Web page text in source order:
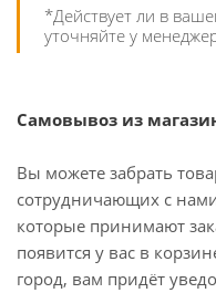
*Действует ли в
уточняйте у
Самовывоз из
Вы можете забрать
сотрудничающих с
которые принимают
появится у вас в
город, вам придёт